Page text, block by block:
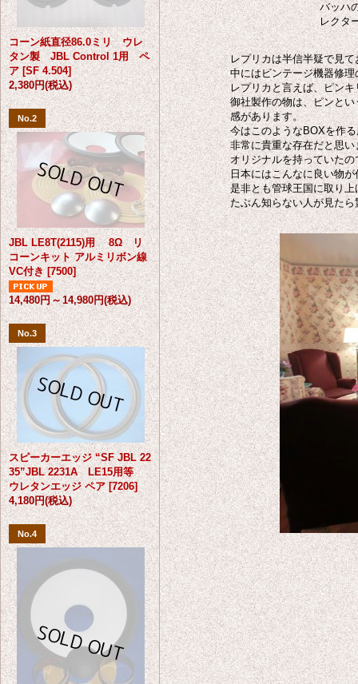
コーン紙直径86.0ミリ ウレ
タン製 JBL Control 1用 ペ
ア [SF 4.504]
2,380円(税込)
No.2
JBL LE8T(2115)用 8Ω リ
コーンキット アルミリボン線
VC付き [7500]
14,480円～14,980円(税込)
No.3
スピーカーエッジ “SF JBL 22
35”JBL 2231A LE15用等
ウレタンエッジ ペア [7206]
4,180円(税込)
No.4
バッハ
レクタ
レプリカは半信半疑で見
中にはビンテージ機器修
レプリカと言えば、ピン
御社製作の物は、ピンと
感があります。
今はこのようなBOXを作
非常に貴重な存在だと思い
オリジナルを持っていた
日本にはこんなに良い物
是非とも管球王国に取り
たぶん知らない人が見た